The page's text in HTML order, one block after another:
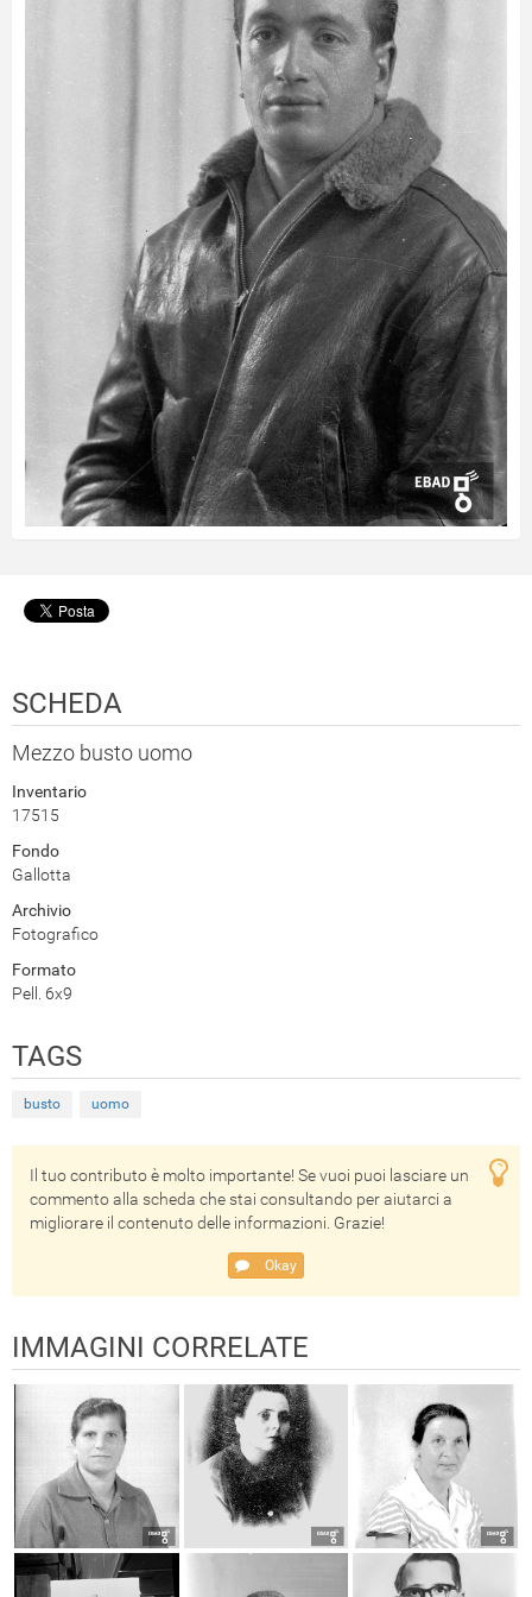
SCHEDA
Mezzo busto uomo
Inventario
17515
Fondo
Gallotta
Archivio
Fotografico
Formato
Pell. 6x9
TAGS
busto uomo
Il tuo contributo è molto importante! Se vuoi puoi lasciare un
commento alla scheda che stai consultando per aiutarci a
migliorare il contenuto delle informazioni. Grazie!
Okay
IMMAGINI CORRELATE